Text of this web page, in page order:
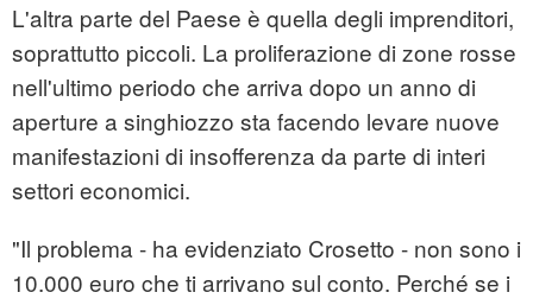
L'altra parte del Paese è quella degli imprenditori,
soprattutto piccoli. La proliferazione di zone rosse
nell'ultimo periodo che arriva dopo un anno di
aperture a singhiozzo sta facendo levare nuove
manifestazioni di insofferenza da parte di interi
settori economici.
"Il problema - ha evidenziato Crosetto - non sono i
10.000 euro che ti arrivano sul conto. Perché se i